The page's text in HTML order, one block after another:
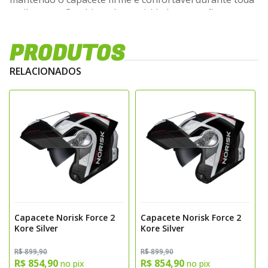
a pilotagem.Combinando praticidade, proteção e
urbano ou na estrada, sem abrir mão do conforto.
PRODUTOS
RELACIONADOS
Capacete Norisk Force 2
Kore Silver
R$ 899,90
R$ 854,90 no pix
Capacete Norisk Force 2
Kore Silver
R$ 899,90
R$ 854,90 no pix